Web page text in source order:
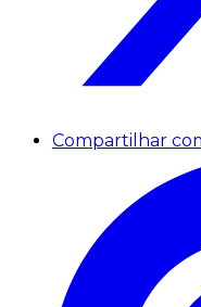
Compartilhar